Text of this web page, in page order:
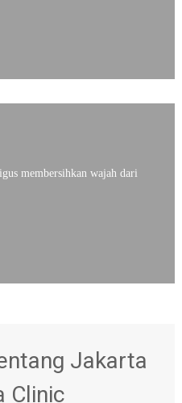
membersihkan wajah dari
Jakarta
Clinic